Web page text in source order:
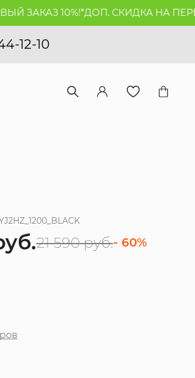
ЗАКАЗ 10%!*ДОП. СКИДКА НА
12-10
21 590 руб.- 60%